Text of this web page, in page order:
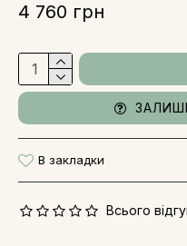
Всього
4 760 грн
В закладки